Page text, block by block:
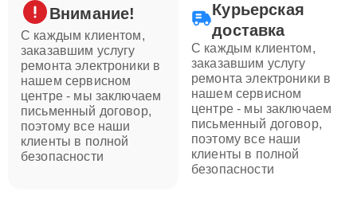
Внимание!
С каждым клиентом,
заказавшим услугу
ремонта электроники в
нашем сервисном
центре - мы заключаем
письменный договор,
поэтому все наши
клиенты в полной
безопасности
Курьерская
доставка
С каждым клиентом,
заказавшим услугу
ремонта электроники в
нашем сервисном
центре - мы заключаем
письменный договор,
поэтому все наши
клиенты в полной
безопасности